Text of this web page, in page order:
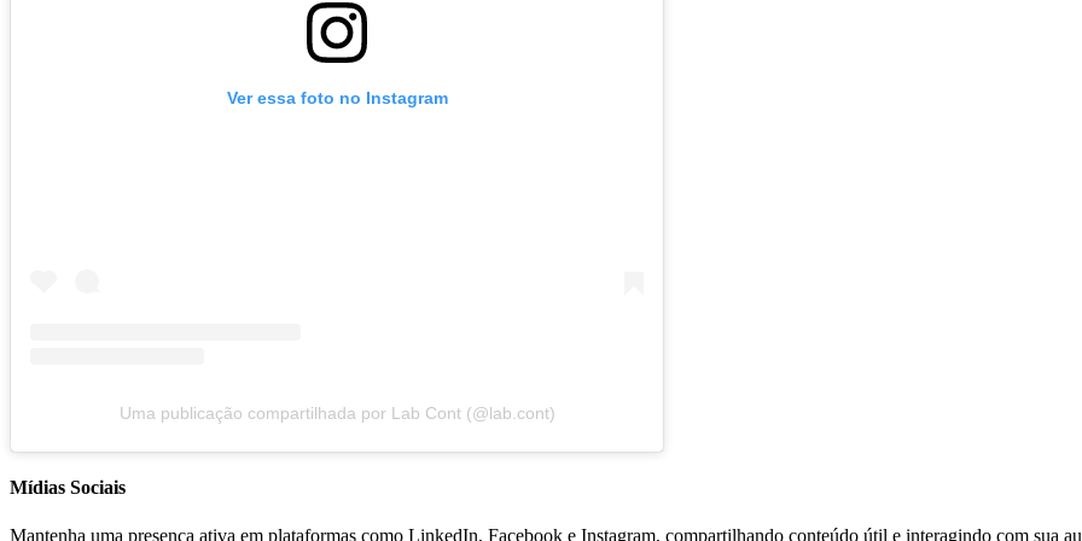
Ver essa foto no Instagram
Uma publicação compartilhada por Lab Cont (@lab.cont)
Mídias Sociais
Mantenha uma presença ativa em plataformas como LinkedIn, Facebook e Instagram, compartilhando conteúdo útil e interagindo com sua